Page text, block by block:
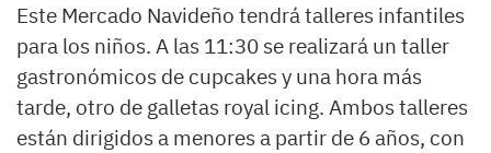
Este Mercado Navideño tendrá talleres infantiles
para los niños. A las 11:30 se realizará un taller
gastronómicos de cupcakes y una hora más
tarde, otro de galletas royal icing. Ambos talleres
están dirigidos a menores a partir de 6 años, con